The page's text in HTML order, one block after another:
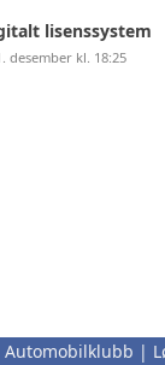
lisenssystem
desember kl. 18:25
|